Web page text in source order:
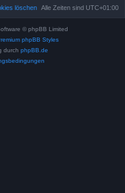
Alle Zeiten sind UTC+01:00
löschen
© phpBB Limited
phpBB Styles
durch phpBB.de